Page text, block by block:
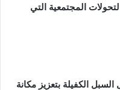
المجتمعية التي
الكفيلة بتعزيز مكانة